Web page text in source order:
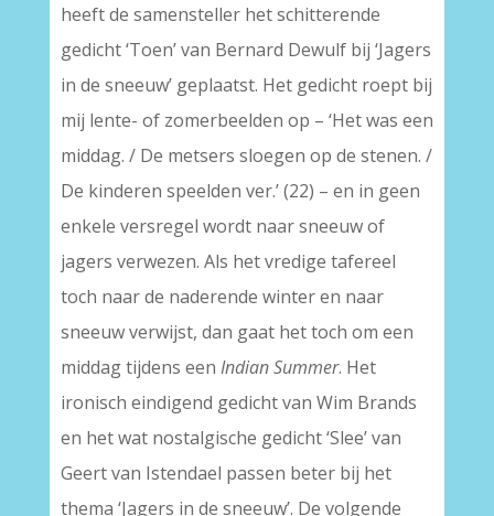
heeft de samensteller het schitterende
gedicht ‘Toen’ van Bernard Dewulf bij ‘Jagers
in de sneeuw’ geplaatst. Het gedicht roept bij
mij lente- of zomerbeelden op – ‘Het was een
middag. / De metsers sloegen op de stenen. /
De kinderen speelden ver.’ (22) – en in geen
enkele versregel wordt naar sneeuw of
jagers verwezen. Als het vredige tafereel
toch naar de naderende winter en naar
sneeuw verwijst, dan gaat het toch om een
middag tijdens een Indian Summer. Het
ironisch eindigend gedicht van Wim Brands
en het wat nostalgische gedicht ‘Slee’ van
Geert van Istendael passen beter bij het
thema ‘Jagers in de sneeuw’. De volgende